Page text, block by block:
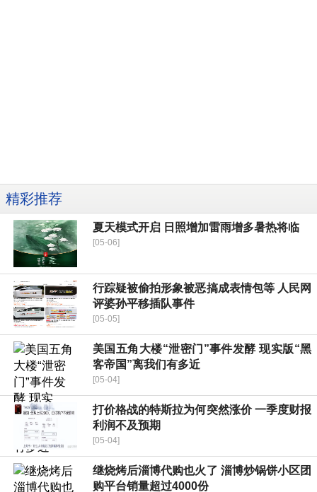
精彩推荐
夏天模式开启 日照增加雷雨增多暑热将临
[05-06]
行踪疑被偷拍形象被恶搞成表情包等 人民网
评婆孙平移插队事件
[05-05]
美国五角大楼“泄密门”事件发酵 现实版“黑
客帝国”离我们有多近
[05-04]
打价格战的特斯拉为何突然涨价 一季度财报
利润不及预期
[05-04]
继烧烤后淄博代购也火了 淄博炒锅饼小区团
购平台销量超过4000份